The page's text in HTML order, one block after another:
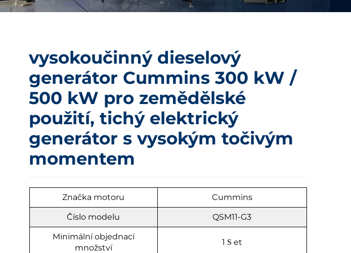
vysokoučinný dieselový
generátor Cummins 300 kW /
500 kW pro zemědělské
použití, tichý elektrický
generátor s vysokým točivým
momentem
Značka motoru Cummins
Číslo modelu QSM11-G3
Minimální objednací
množství
1 S et